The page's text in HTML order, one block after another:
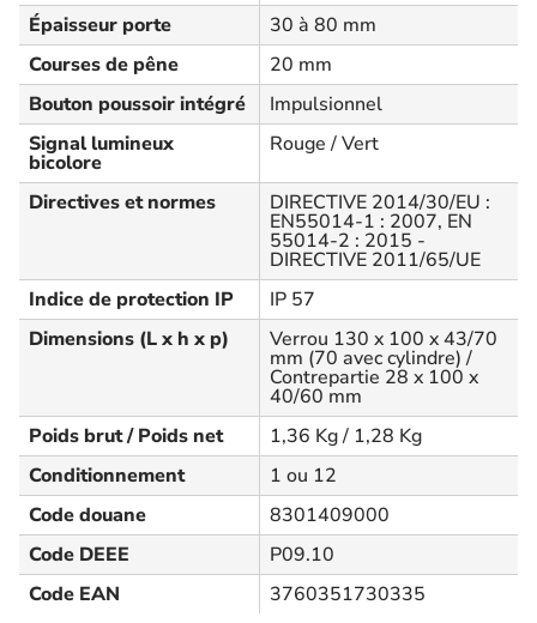
Épaisseur porte
30 à 80 mm
Courses de pêne
20 mm
Bouton poussoir intégré
Impulsionnel
Signal lumineux
bicolore
Rouge / Vert
Directives et normes DIRECTIVE 2014/30/EU :
EN55014-1 : 2007, EN
55014-2 : 2015 -
DIRECTIVE 2011/65/UE
Indice de protection IP
IP 57
Dimensions (L x h x p)
Verrou 130 x 100 x 43/70
mm (70 avec cylindre) /
Contrepartie 28 x 100 x
40/60 mm
Poids brut / Poids net
1,36 Kg / 1,28 Kg
Conditionnement
1 ou 12
Code douane
8301409000
Code DEEE
P09.10
Code EAN
3760351730335